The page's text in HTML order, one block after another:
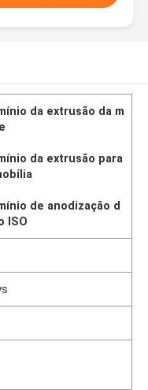
da extrusão da m
da extrusão para
de anodização d
ISO